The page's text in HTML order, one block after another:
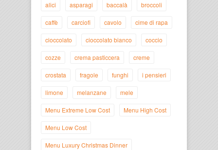
alici asparagi baccalà broccoli
caffè carciofi cavolo cime di rapa
cioccolato cioccolato bianco coccio
cozze crema pasticcera creme
crostata fragole funghi i pensieri
limone melanzane mele
Menu Extreme Low Cost Menu High Cost
Menu Low Cost
Menu Luxury Christmas Dinner